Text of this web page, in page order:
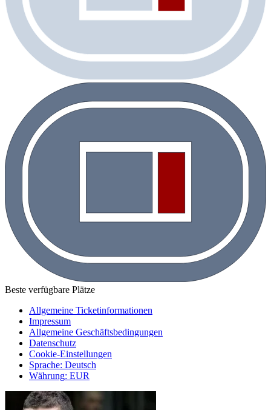
Beste verfügbare Plätze
Allgemeine Ticketinformationen
Impressum
Allgemeine Geschäftsbedingungen
Datenschutz
Cookie-Einstellungen
Sprache: Deutsch
Währung: EUR